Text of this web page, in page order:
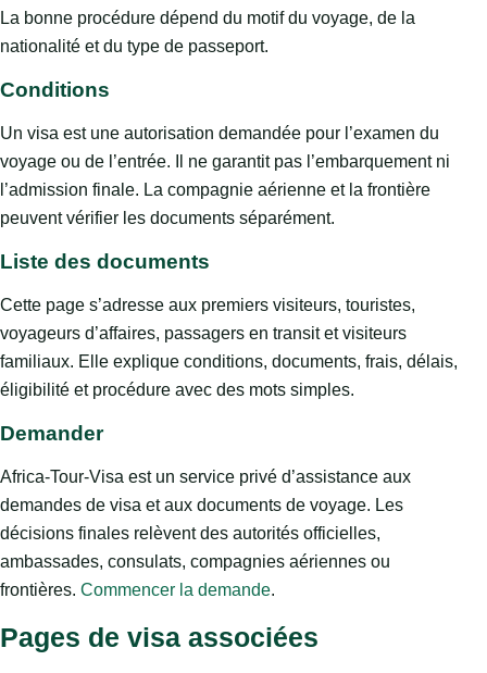
La bonne procédure dépend du motif du voyage, de la
nationalité et du type de passeport.
Conditions
Un visa est une autorisation demandée pour l’examen du
voyage ou de l’entrée. Il ne garantit pas l’embarquement ni
l’admission finale. La compagnie aérienne et la frontière
peuvent vérifier les documents séparément.
Liste des documents
Cette page s’adresse aux premiers visiteurs, touristes,
voyageurs d’affaires, passagers en transit et visiteurs
familiaux. Elle explique conditions, documents, frais, délais,
éligibilité et procédure avec des mots simples.
Demander
Africa-Tour-Visa est un service privé d’assistance aux
demandes de visa et aux documents de voyage. Les
décisions finales relèvent des autorités officielles,
ambassades, consulats, compagnies aériennes ou
frontières. Commencer la demande.
Pages de visa associées